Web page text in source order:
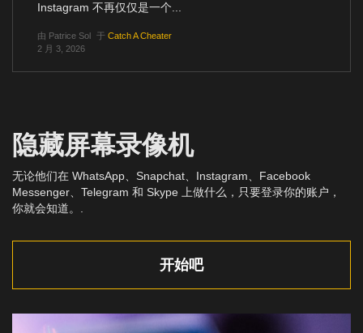
Instagram 不再仅仅是一个...
由 Patrice Sol 于 Catch A Cheater
2 月 3, 2026
隐藏屏幕录像机
无论他们在 WhatsApp、Snapchat、Instagram、Facebook
Messenger、Telegram 和 Skype 上做什么，只要登录你的账户，
你就会知道。.
开始吧